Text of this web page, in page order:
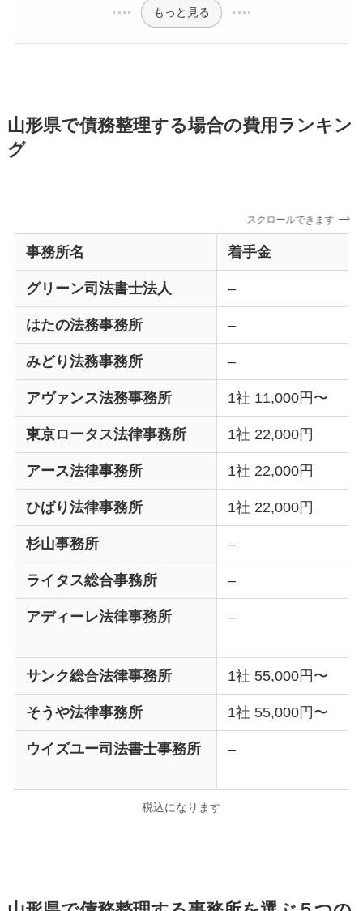
もっと見る
山形県で債務整理する場合の費用ランキン
グ
スクロールできます
事務所名 着手金
グリーン司法書士法人 –
はたの法務事務所 –
みどり法務事務所 –
アヴァンス法務事務所 1社 11,000円〜
東京ロータス法律事務所 1社 22,000円
アース法律事務所 1社 22,000円
ひばり法律事務所 1社 22,000円
杉山事務所 –
ライタス総合事務所 –
アディーレ法律事務所 –
サンク総合法律事務所 1社 55,000円〜
そうや法律事務所 1社 55,000円〜
ウイズユー司法書士事務所 –
税込になります